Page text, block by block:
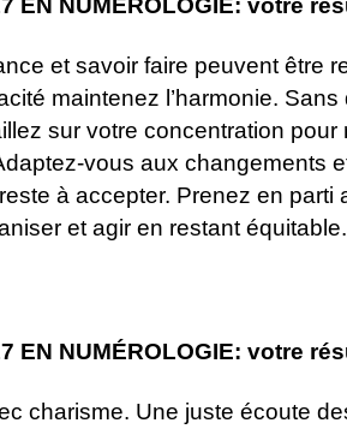
EN NUMÉROLOGIE: votre
et savoir faire peuvent être
maintenez l’harmonie.
sur votre concentration pour
vous aux changements
à accepter. Prenez en parti
et agir en restant équitable.
EN NUMÉROLOGIE: votre
charisme. Une juste écoute